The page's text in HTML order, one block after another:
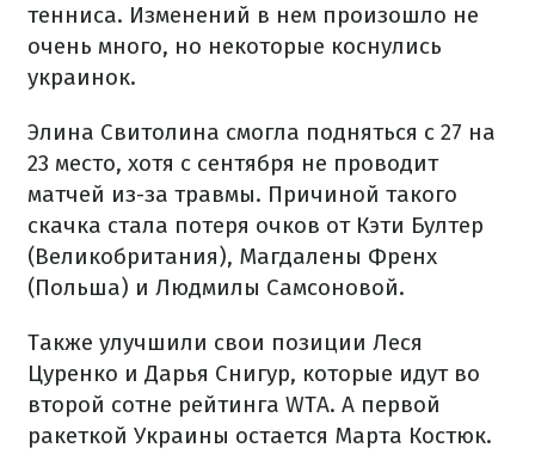
тенниса. Изменений в нем произошло не
очень много, но некоторые коснулись
украинок.
Элина Свитолина смогла подняться с 27 на
23 место, хотя с сентября не проводит
матчей из-за травмы. Причиной такого
скачка стала потеря очков от Кэти Бултер
(Великобритания), Магдалены Френх
(Польша) и Людмилы Самсоновой.
Также улучшили свои позиции Леся
Цуренко и Дарья Снигур, которые идут во
второй сотне рейтинга WTA. А первой
ракеткой Украины остается Марта Костюк.